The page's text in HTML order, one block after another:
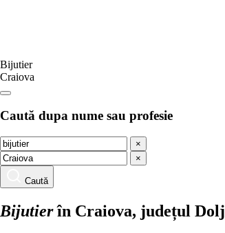
Bijutier
Craiova
Caută dupa nume sau profesie
×
×
Caută
Bijutierîn Craiova, județul Dolj